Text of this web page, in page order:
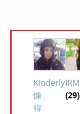
Kinderly
慷
得
IRM
(29)